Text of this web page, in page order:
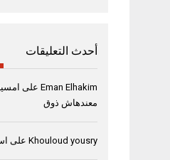
أحدث التعليقات
Eman Elhakim على
معندهاش ذوق
Khouloud yousry على